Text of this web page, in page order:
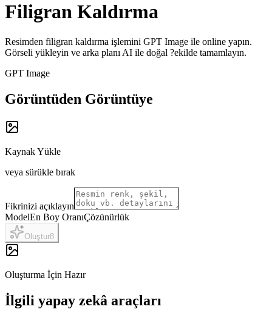
Filigran Kaldırma
Resimden filigran kaldırma işlemini GPT Image ile online yapın.
Görseli yükleyin ve arka planı AI ile doğal ?ekilde tamamlayın.
GPT Image
Görüntüden Görüntüye
Kaynak Yükle
veya sürükle bırak
Fikrinizi açıklayın
ModelEn Boy OranıÇözünürlük
Oluştur8
Oluşturma İçin Hazır
İlgili yapay zekâ araçları